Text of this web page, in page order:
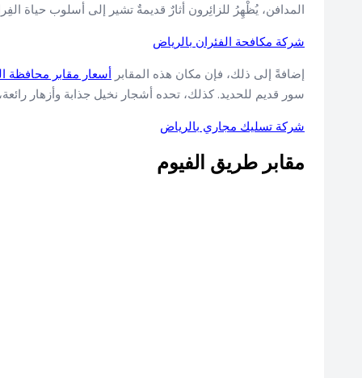
المدافن، يُظْهِرُ للزائِرون أثارٌ قديمةٌ تشير إلى أسلوب حياة
شركة مكافحة الفئران بالرياض
إضافةً إلى ذلك، فإن مكان هذه المقابر أسعار مقابر محافظة
سور قديم للحديد. كذلك، تحده أشجار نخيل جذابة وأزهار
شركة تسليك مجاري بالرياض
مقابر طريق الفيوم